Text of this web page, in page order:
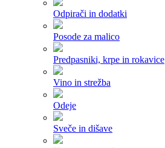
Odpirači in dodatki
Posode za malico
Predpasniki, krpe in rokavice
Vino in strežba
Odeje
Sveče in dišave